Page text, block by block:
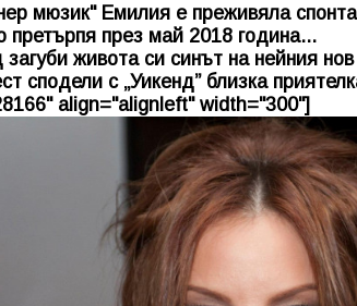
мюзик" Емилия е преживяла
претърпя през май 2018 година...
живота си синът на нейния
сподели с „Уикенд” близка
align="alignleft" width="300"]